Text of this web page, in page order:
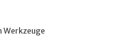
Werkzeuge